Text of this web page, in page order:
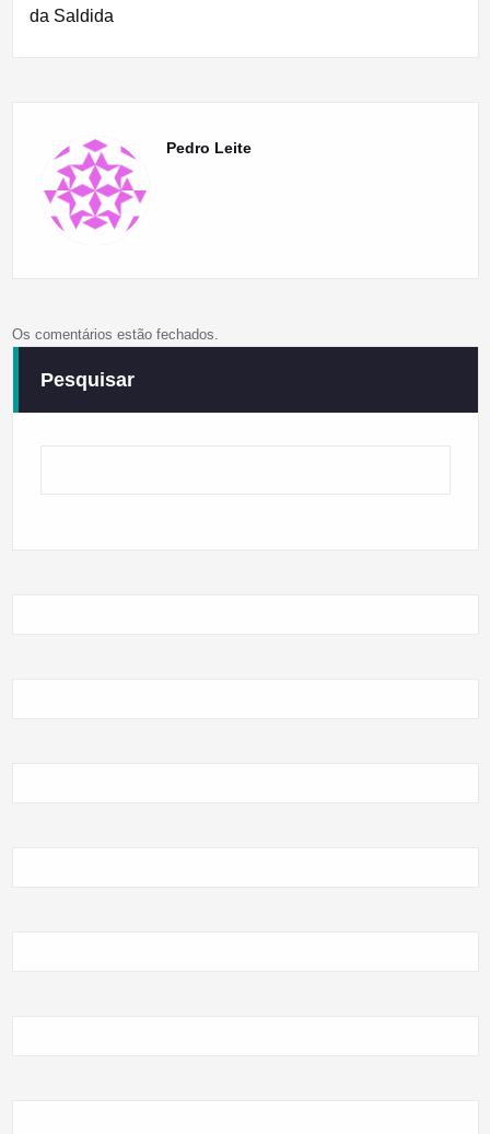
da Saldida
Pedro Leite
Os comentários estão fechados.
Pesquisar